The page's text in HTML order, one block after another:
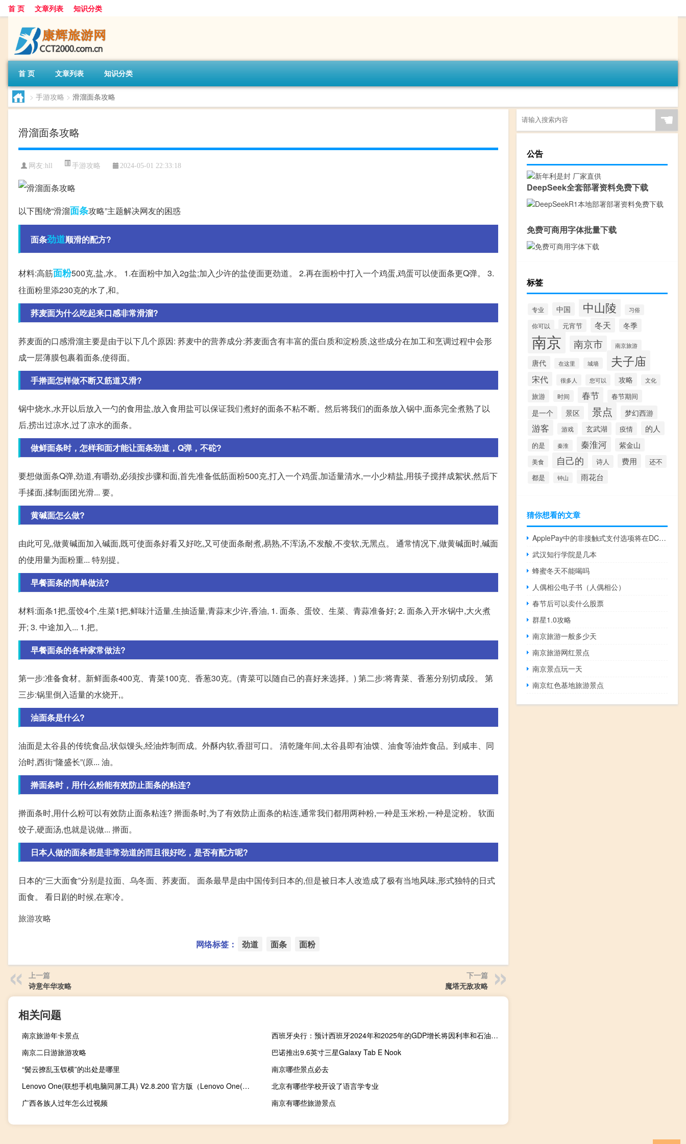
首 页 文章列表 知识分类
首 页 文章列表 知识分类
> 手游攻略 > 滑溜面条攻略
滑溜面条攻略
网友:hll 手游攻略 2024-05-01 22:33:18
以下围绕“滑溜面条攻略”主题解决网友的困惑
面条劲道顺滑的配方?
材料:高筋面粉500克,盐,水。 1.在面粉中加入2g盐;加入少许的盐使面更劲道。 2.再在面粉中打入一个鸡蛋,鸡蛋可以使面条更Q弹。 3.
往面粉里添230克的水了,和。
荞麦面为什么吃起来口感非常滑溜?
荞麦面的口感滑溜主要是由于以下几个原因: 荞麦中的营养成分:荞麦面含有丰富的蛋白质和淀粉质,这些成分在加工和烹调过程中会形
成一层薄膜包裹着面条,使得面。
手擀面怎样做不断又筋道又滑?
锅中烧水,水开以后放入一勺的食用盐,放入食用盐可以保证我们煮好的面条不粘不断。然后将我们的面条放入锅中,面条完全煮熟了以
后,捞出过凉水,过了凉水的面条。
做鲜面条时，怎样和面才能让面条劲道，Q弹，不砣?
要想做面条Q弹,劲道,有嚼劲,必须按步骤和面,首先准备低筋面粉500克,打入一个鸡蛋,加适量清水,一小少精盐,用筷子搅拌成絮状,然后下
手揉面,揉制面团光滑... 要。
黄碱面怎么做?
由此可见,做黄碱面加入碱面,既可使面条好看又好吃,又可使面条耐煮,易熟,不浑汤,不发酸,不变软,无黑点。 通常情况下,做黄碱面时,碱面
的使用量为面粉重... 特别提。
早餐面条的简单做法?
材料:面条1把,蛋饺4个,生菜1把,鲜味汁适量,生抽适量,青蒜末少许,香油, 1. 面条、蛋饺、生菜、青蒜准备好; 2. 面条入开水锅中,大火煮
开; 3. 中途加入... 1.把。
早餐面条的各种家常做法?
第一步:准备食材。新鲜面条400克、青菜100克、香葱30克。(青菜可以随自己的喜好来选择。) 第二步:将青菜、香葱分别切成段。 第
三步:锅里倒入适量的水烧开,。
油面条是什么?
油面是太谷县的传统食品,状似馒头,经油炸制而成。外酥内软,香甜可口。 清乾隆年间,太谷县即有油馍、油食等油炸食品。到咸丰、同
治时,西街“隆盛长”(原... 油。
擀面条时，用什么粉能有效防止面条的粘连?
擀面条时,用什么粉可以有效防止面条粘连? 擀面条时,为了有效防止面条的粘连,通常我们都用两种粉,一种是玉米粉,一种是淀粉。 软面
饺子,硬面汤,也就是说做... 擀面。
日本人做的面条都是非常劲道的而且很好吃，是否有配方呢?
日本的“三大面食”分别是拉面、乌冬面、荞麦面。 面条最早是由中国传到日本的,但是被日本人改造成了极有当地风味,形式独特的日式
面食。 看日剧的时候,在寒冷。
旅游攻略
网络标签： 劲道 面条 面粉
上一篇
诗意年华攻略
下一篇
魔塔无敌攻略
相关问题
南京旅游年卡景点
西班牙央行：预计西班牙2024年和2025年的GDP增长将因利率和石油问题而放缓
南京二日游旅游攻略
巴诺推出9.6英寸三星Galaxy Tab E Nook
“鬓云撩乱玉钗横”的出处是哪里
南京哪些景点必去
Lenovo One(联想手机电脑同屏工具) V2.8.200 官方版（Lenovo One(联想手机电脑同屏工具) V2.8.200 官方版功能简介）
北京有哪些学校开设了语言学专业
广西各族人过年怎么过视频
南京有哪些旅游景点
☚
公告
DeepSeek全套部署资料免费下载
免费可商用字体批量下载
标签
专业 中国 中山陵 习俗
你可以 元宵节 冬天 冬季
南京 南京市 南京旅游
唐代 在这里 城墙 夫子庙
宋代 很多人 您可以 攻略 文化
旅游 时间 春节 春节期间
是一个 景区 景点 梦幻西游
游客 游戏 玄武湖 疫情 的人
的是 秦淮 秦淮河 紫金山
美食 自己的 诗人 费用 还不
都是 钟山 雨花台
猜你想看的文章
ApplePay中的非接触式支付选项将在DC华盛顿州推出
武汉知行学院是几本
蜂蜜冬天不能喝吗
人偶相公电子书（人偶相公）
春节后可以卖什么股票
群星1.0攻略
南京旅游一般多少天
南京旅游网红景点
南京景点玩一天
南京红色基地旅游景点